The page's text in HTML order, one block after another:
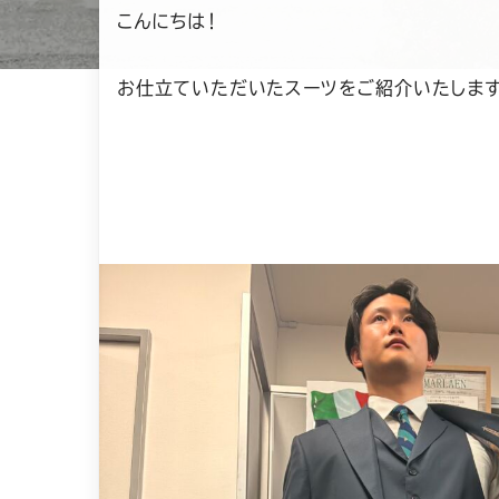
こんにちは！
お仕立ていただいたスーツをご紹介いたしま